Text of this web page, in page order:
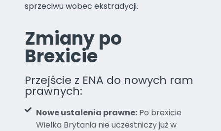
sprzeciwu wobec ekstradycji.
Zmiany po
Brexicie
Przejście z ENA do nowych ram
prawnych:
Nowe ustalenia prawne:Po brexicie
Wielka Brytania nie uczestniczy już w